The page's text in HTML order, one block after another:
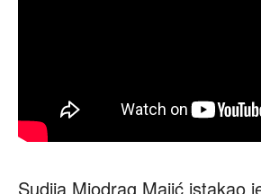
Sudija Miodrag Majić istakao